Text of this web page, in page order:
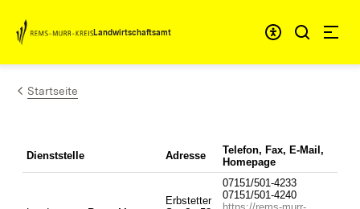
Zum Inhalt springen
Landwirtschaftsamt
Startseite